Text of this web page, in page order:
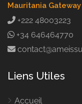
Mauritania Gateway
+222 48003223
+34 646464770
Liens Utiles
Accueil